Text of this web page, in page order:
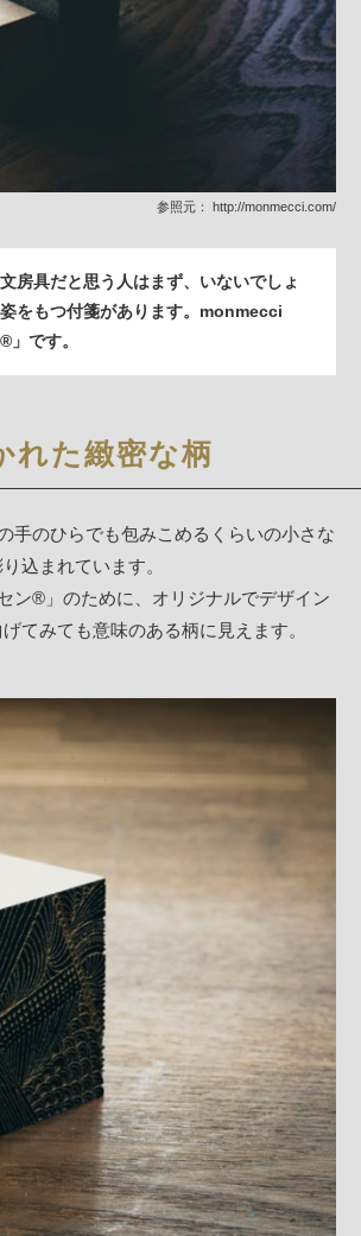
参照元： http://monmecci.com/
房具だと思う人はまず、いないでしょ
をもつ付箋があります。monmecci
」です。
れた緻密な柄
手のひらでも包みこめるくらいの小さな
込まれています。
ン®」のために、オリジナルでデザイン
てみても意味のある柄に見えます。